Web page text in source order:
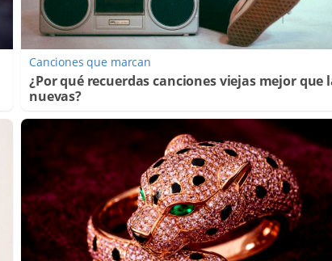
Canciones que marcan
¿Por qué recuerdas canciones viejas mejor que
nuevas?